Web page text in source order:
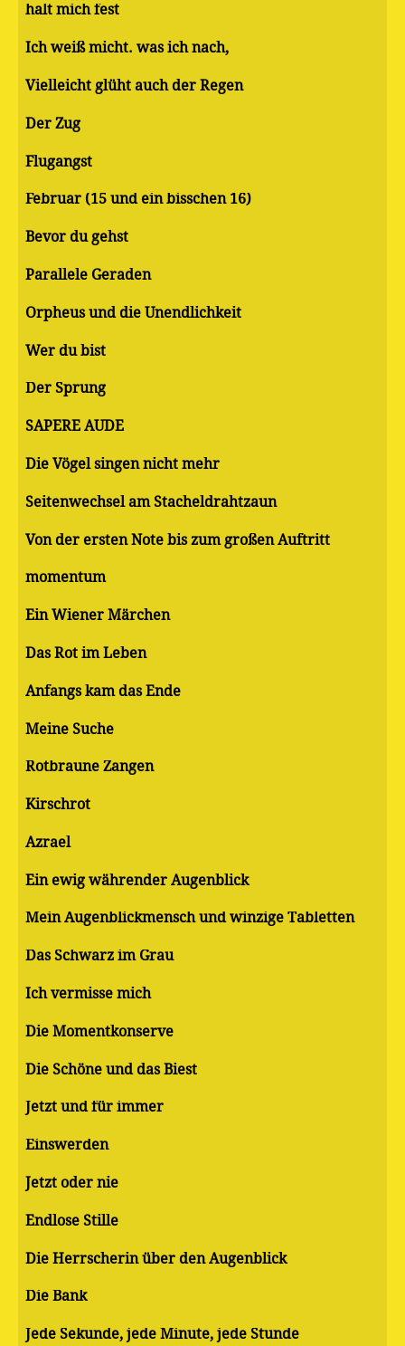
halt mich fest
Ich weiß micht. was ich nach,
Vielleicht glüht auch der Regen
Der Zug
Flugangst
Februar (15 und ein bisschen 16)
Bevor du gehst
Parallele Geraden
Orpheus und die Unendlichkeit
Wer du bist
Der Sprung
SAPERE AUDE
Die Vögel singen nicht mehr
Seitenwechsel am Stacheldrahtzaun
Von der ersten Note bis zum großen Auftritt
momentum
Ein Wiener Märchen
Das Rot im Leben
Anfangs kam das Ende
Meine Suche
Rotbraune Zangen
Kirschrot
Azrael
Ein ewig währender Augenblick
Mein Augenblickmensch und winzige Tabletten
Das Schwarz im Grau
Ich vermisse mich
Die Momentkonserve
Die Schöne und das Biest
Jetzt und für immer
Einswerden
Jetzt oder nie
Endlose Stille
Die Herrscherin über den Augenblick
Die Bank
Jede Sekunde, jede Minute, jede Stunde